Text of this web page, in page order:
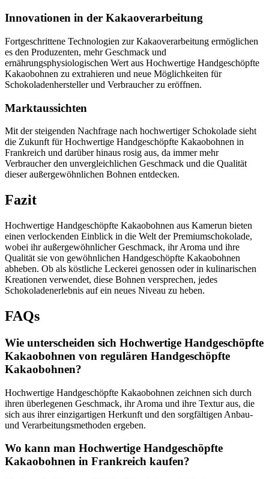
Innovationen in der Kakaoverarbeitung
Fortgeschrittene Technologien zur Kakaoverarbeitung ermöglichen
es den Produzenten, mehr Geschmack und
ernährungsphysiologischen Wert aus Hochwertige Handgeschöpfte
Kakaobohnen zu extrahieren und neue Möglichkeiten für
Schokoladenhersteller und Verbraucher zu eröffnen.
Marktaussichten
Mit der steigenden Nachfrage nach hochwertiger Schokolade sieht
die Zukunft für Hochwertige Handgeschöpfte Kakaobohnen in
Frankreich und darüber hinaus rosig aus, da immer mehr
Verbraucher den unvergleichlichen Geschmack und die Qualität
dieser außergewöhnlichen Bohnen entdecken.
Fazit
Hochwertige Handgeschöpfte Kakaobohnen aus Kamerun bieten
einen verlockenden Einblick in die Welt der Premiumschokolade,
wobei ihr außergewöhnlicher Geschmack, ihr Aroma und ihre
Qualität sie von gewöhnlichen Handgeschöpfte Kakaobohnen
abheben. Ob als köstliche Leckerei genossen oder in kulinarischen
Kreationen verwendet, diese Bohnen versprechen, jedes
Schokoladenerlebnis auf ein neues Niveau zu heben.
FAQs
Wie unterscheiden sich Hochwertige Handgeschöpfte
Kakaobohnen von regulären Handgeschöpfte
Kakaobohnen?
Hochwertige Handgeschöpfte Kakaobohnen zeichnen sich durch
ihren überlegenen Geschmack, ihr Aroma und ihre Textur aus, die
sich aus ihrer einzigartigen Herkunft und den sorgfältigen Anbau-
und Verarbeitungsmethoden ergeben.
Wo kann man Hochwertige Handgeschöpfte
Kakaobohnen in Frankreich kaufen?